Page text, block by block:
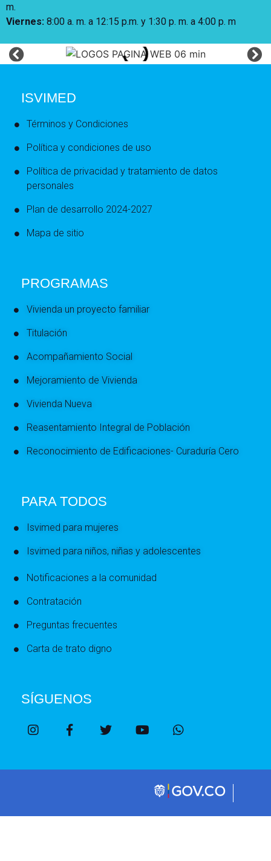
m.
Viernes: 8:00 a. m. a 12:15 p.m. y 1:30 p. m. a 4:00 p. m
ISVIMED
Términos y Condiciones
Política y condiciones de uso
Política de privacidad y tratamiento de datos
personales
Plan de desarrollo 2024-2027
Mapa de sitio
PROGRAMAS
Vivienda un proyecto familiar
Titulación
Acompañamiento Social
Mejoramiento de Vivienda
Vivienda Nueva
Reasentamiento Integral de Población
Reconocimiento de Edificaciones- Curaduría Cero
PARA TODOS
Isvimed para mujeres
Isvimed para niños, niñas y adolescentes
Notificaciones a la comunidad
Contratación
Preguntas frecuentes
Carta de trato digno
SÍGUENOS